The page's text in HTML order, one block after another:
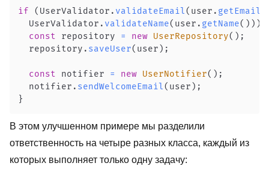
if ( UserValidator . validateEmail( user . getEmail
UserValidator . validateName( user . getName( ) ) )
const repository = new UserRepository( ) ;
  repository
. saveUser( user ) ;
const notifier = new UserNotifier( ) ;
  notifier
. sendWelcomeEmail( user ) ;
}
В этом улучшенном примере мы разделили
ответственность на четыре разных класса, каждый из
которых выполняет только одну задачу: